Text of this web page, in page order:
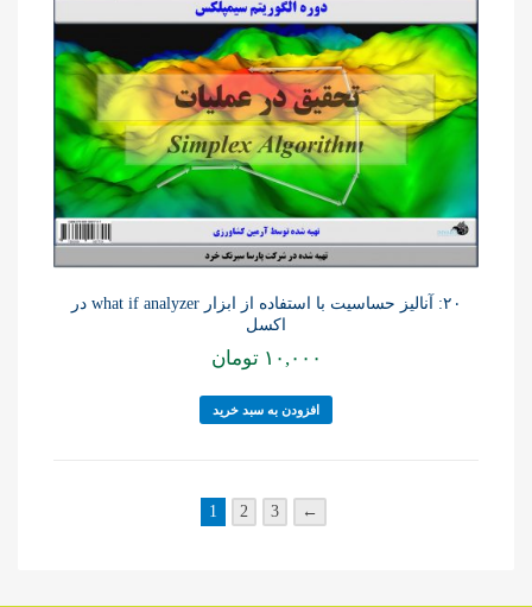
۲۰: آنالیز حساسیت با استفاده از ابزار what if analyzer در
اکسل
۱۰,۰۰۰ تومان
افزودن به سبد خرید
1 2 3 ←